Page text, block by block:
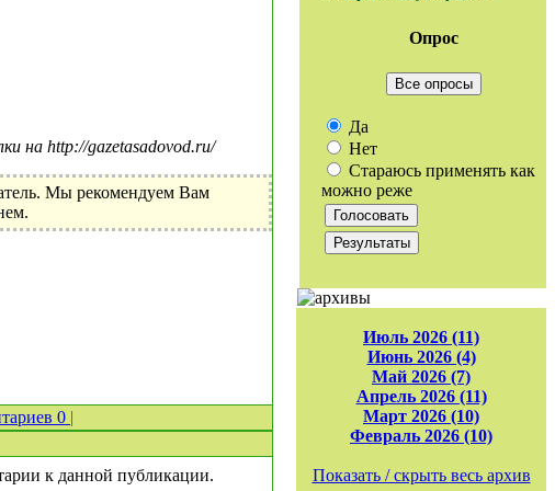
на http://gazetasadovod.ru/
Мы рекомендуем Вам
0 |
к данной публикации.
Опрос
Все опросы
Да
Нет
Стараюсь применять как
можно реже
Июль 2026 (11)
Июнь 2026 (4)
Май 2026 (7)
Апрель 2026 (11)
Март 2026 (10)
Февраль 2026 (10)
Показать / скрыть весь архив